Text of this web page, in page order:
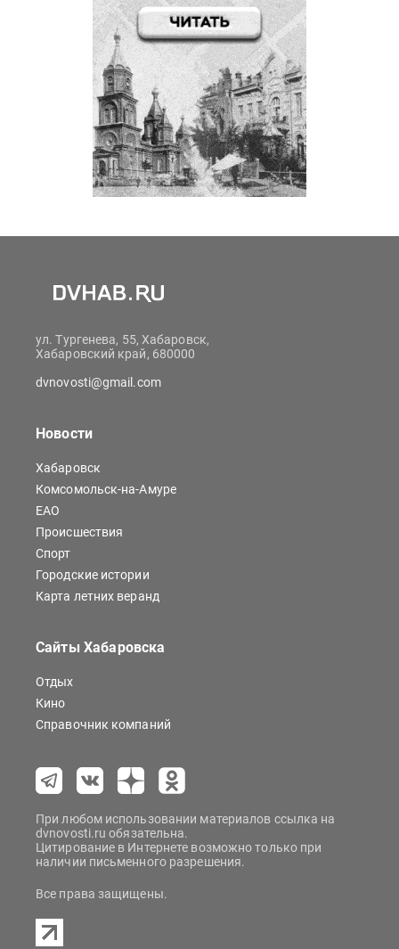
ул. Тургенева, 55, Хабаровск,
Хабаровский край, 680000
dvnovosti@gmail.com
Новости
Хабаровск
Комсомольск-на-Амуре
ЕАО
Происшествия
Спорт
Городские истории
Карта летних веранд
Сайты Хабаровска
Отдых
Кино
Справочник компаний
При любом использовании материалов ссылка на
dvnovosti.ru обязательна.
Цитирование в Интернете возможно только при
наличии письменного разрешения.
Все права защищены.